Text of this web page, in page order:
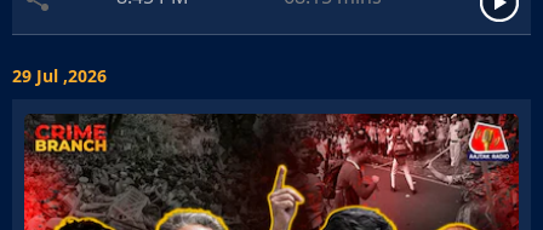
29 Jul ,2026